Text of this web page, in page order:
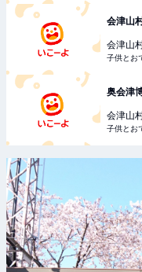
会津山
会津山
子供とお
奥会津
会津山
子供とお